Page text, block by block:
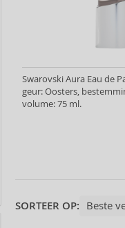
Swarovski Aura Eau de
geur: Oosters,
volume: 75 ml.
SORTEER OP: